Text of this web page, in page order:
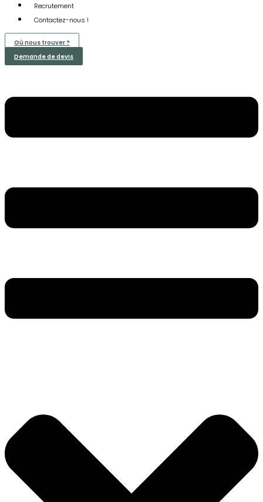
Recrutement
Contactez-nous !
Où nous trouver ?
Demande de devis